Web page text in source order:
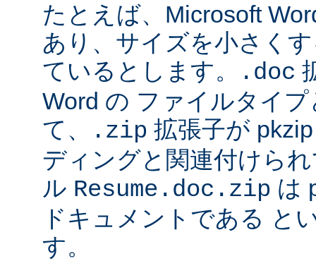
たとえば、Microsoft
あり、サイズを小さく
ているとします。
.doc
Word の ファイルタイ
て、
.zip 拡張子が
ディングと関連付けら
ル Resume.doc.zip は
ドキュメントである と
す。